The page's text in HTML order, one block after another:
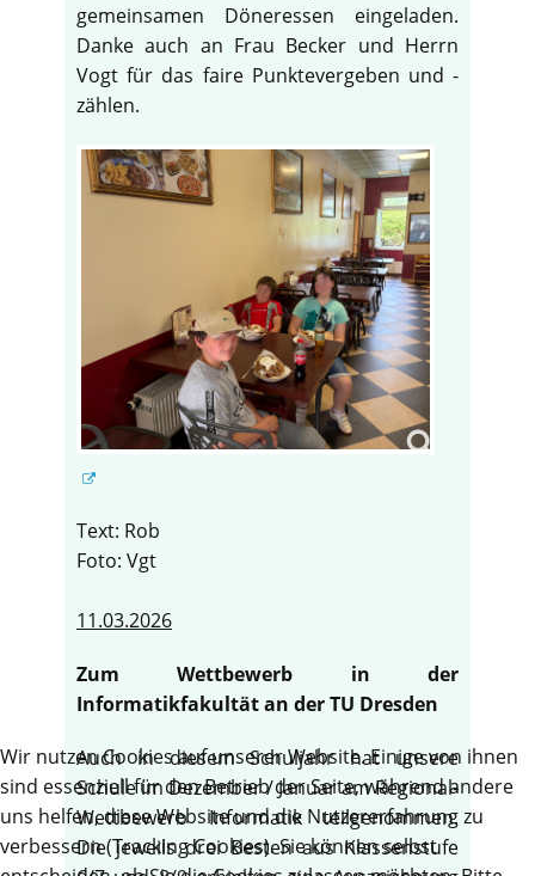
gemeinsamen Döneressen eingeladen.
Danke auch an Frau Becker und Herrn
Vogt für das faire Punktevergeben und -
zählen.
Text: Rob
Foto: Vgt
11.03.2026
Zum Wettbewerb in der
Informatikfakultät an der TU Dresden
Auch in diesem Schuljahr hat unsere
Schule im Dezember / Januar am Regional-
Wettbewerb Informatik teilgenommen.
Die jeweils drei Besten aus Klassenstufe
Wir nutzen Cookies auf unserer Website. Einige von ihnen
sind essenziell für den Betrieb der Seite, während andere
uns helfen, diese Website und die Nutzererfahrung zu
verbessern (Tracking Cookies). Sie können selbst